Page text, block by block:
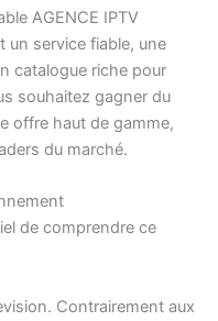
AGENCE IPTV
un service fiable, une
catalogue riche pour
souhaitez gagner du
offre haut de gamme,
du marché.
de comprendre ce
Contrairement aux